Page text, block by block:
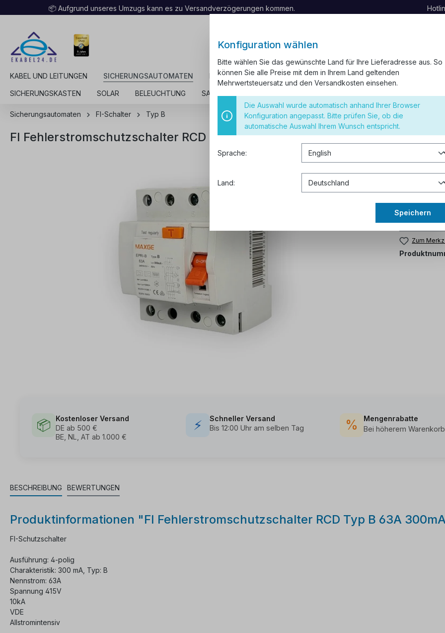
📦 Aufgrund unseres Umzugs kann es zu Versandverzögerungen kommen.
KABEL UND LEITUNGEN SICHERUNGSAUTOMATEN KABELKANAL INSTALLATIONSMATERIAL SCHALTER UND
SICHERUNGSKASTEN SOLAR BELEUCHTUNG SALE RESTPOSTEN
Sicherungsautomaten FI-Schalter Typ B
FI Fehlerstromschutzschalter RCD Typ B 63A 300mA
Preise inkl.
Zum
📦
Kostenloser Versand
DE ab 500 €
BE, NL, AT ab 1.000 €
⚡
Schneller Versand
Bis 12:00 Uhr am selben Tag
%
Mengenrabatte
Bei höherem
BESCHREIBUNG BEWERTUNGEN
Produktinformationen "FI Fehlerstromschutzschalter RCD Typ B 63A
FI-Schutzschalter
Ausführung: 4-polig
Charakteristik: 300 mA, Typ: B
Nennstrom: 63A
Spannung 415V
10kA
VDE
Allstromintensiv
Konfiguration wählen
Bitte wählen Sie das gewünschte Land für Ihre Lieferadresse aus. So
können Sie alle Preise mit dem in Ihrem Land geltenden
Mehrwertsteuersatz und den Versandkosten einsehen.
Die Auswahl wurde automatisch anhand Ihrer Browser
Konfiguration angepasst. Bitte prüfen Sie, ob die
automatische Auswahl Ihrem Wunsch entspricht.
Sprache:
Land:
Speichern